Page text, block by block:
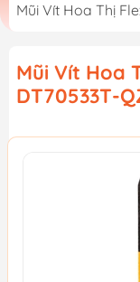
Mũi Vít Hoa Thị
Mũi Vít Hoa
DT70533T-